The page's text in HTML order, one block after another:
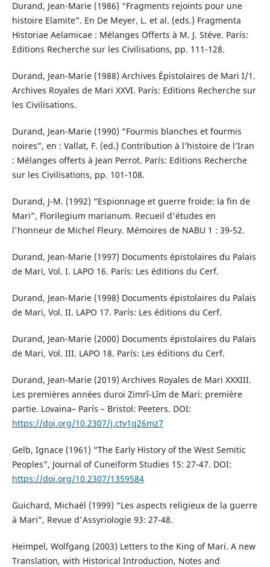
Durand, Jean-Marie (1986) “Fragments rejoints pour une
histoire Elamite”. En De Meyer, L. et al. (eds.) Fragmenta
Historiae Aelamicae : Mélanges Offerts à M. J. Stéve. París:
Editions Recherche sur les Civilisations, pp. 111-128.
Durand, Jean-Marie (1988) Archives Épistolaires de Mari I/1.
Archives Royales de Mari XXVI. París: Editions Recherche sur
les Civilisations.
Durand, Jean-Marie (1990) “Fourmis blanches et fourmis
noires”, en : Vallat, F. (ed.) Contribution à l’histoire de l’Iran
: Mélanges offerts à Jean Perrot. París: Editions Recherche
sur les Civilisations, pp. 101-108.
Durand, J-M. (1992) “Espionnage et guerre froide: la fin de
Mari”, Florilegium marianum. Recueil d'études en
l'honneur de Michel Fleury. Mémoires de NABU 1 : 39-52.
Durand, Jean-Marie (1997) Documents épistolaires du Palais
de Mari, Vol. I. LAPO 16. París: Les éditions du Cerf.
Durand, Jean-Marie (1998) Documents épistolaires du Palais
de Mari, Vol. II. LAPO 17. París: Les éditions du Cerf.
Durand, Jean-Marie (2000) Documents épistolaires du Palais
de Mari, Vol. III. LAPO 18. París: Les éditions du Cerf.
Durand, Jean-Marie (2019) Archives Royales de Mari XXXIII.
Les premières années duroi Zimrî-Lîm de Mari: première
partie. Lovaina– París – Bristol: Peeters. DOI:
https://doi.org/10.2307/j.ctv1q26mz7
Gelb, Ignace (1961) “The Early History of the West Semitic
Peoples”, Journal of Cuneiform Studies 15: 27-47. DOI:
https://doi.org/10.2307/1359584
Guichard, Michaël (1999) “Les aspects religieux de la guerre
à Mari”, Revue d'Assyriologie 93: 27-48.
Heimpel, Wolfgang (2003) Letters to the King of Mari. A new
Translation, with Historical Introduction, Notes and